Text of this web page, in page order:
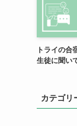
トライの合
生徒に聞い
カテゴリ